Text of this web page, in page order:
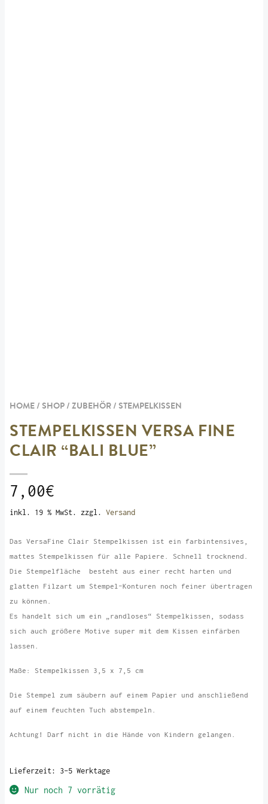
HOME / SHOP /ZUBEHÖR /STEMPELKISSEN
STEMPELKISSEN VERSA FINE
CLAIR “BALI BLUE”
7,00€
inkl. 19 % MwSt. zzgl.Versand
Das VersaFine Clair Stempelkissen ist ein farbintensives,
mattes Stempelkissen für alle Papiere. Schnell trocknend.
Die Stempelfläche besteht aus einer recht harten und
glatten Filzart um Stempel-Konturen noch feiner übertragen
zu können.
Es handelt sich um ein „randloses“ Stempelkissen, sodass
sich auch größere Motive super mit dem Kissen einfärben
lassen.
Maße: Stempelkissen 3,5 x 7,5 cm
Die Stempel zum säubern auf einem Papier und anschließend
auf einem feuchten Tuch abstempeln.
Achtung! Darf nicht in die Hände von Kindern gelangen.
Lieferzeit: 3-5 Werktage
Nur noch 7 vorrätig